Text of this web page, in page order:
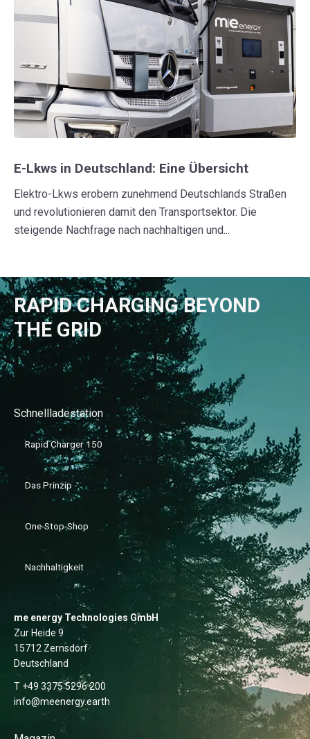
E-Lkws in Deutschland: Eine Übersicht
Elektro-Lkws erobern zunehmend Deutschlands Straßen
und revolutionieren damit den Transportsektor. Die
steigende Nachfrage nach nachhaltigen und...
RAPID CHARGING BEYOND
THE GRID
Schnellladestation
Rapid Charger 150
Das Prinzip
One-Stop-Shop
Nachhaltigkeit
me energy Technologies GmbH
Zur Heide 9
15712 Zernsdorf
Deutschland
T +49 3375 5296 200
info@meenergy.earth